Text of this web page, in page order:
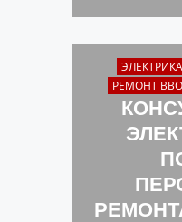
ЭЛЕКТРИКА
РЕМОНТ